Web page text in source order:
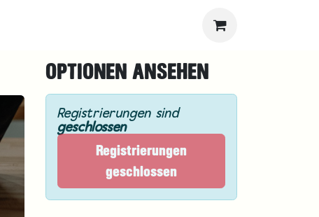
OPTIONEN ANSEHEN
Registrierungen sind
geschlossen
Registrierungen
geschlossen